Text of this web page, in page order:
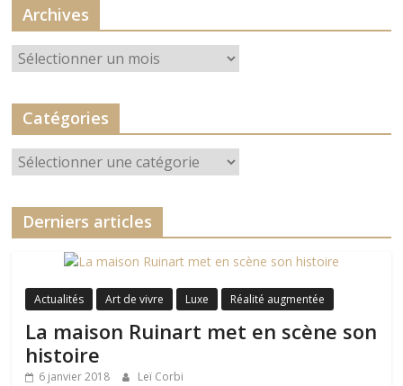
Archives
Archives
Catégories
Catégories
Derniers articles
Actualités Art de vivre Luxe Réalité augmentée
La maison Ruinart met en scène son
histoire
6 janvier 2018 Leï Corbi